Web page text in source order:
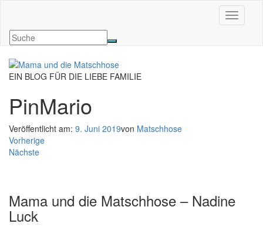
EIN BLOG FÜR DIE LIEBE FAMILIE
PinMario
Veröffentlicht am: 9. Juni 2019von Matschhose
Vorherige
Nächste
Mama und die Matschhose – Nadine
Luck